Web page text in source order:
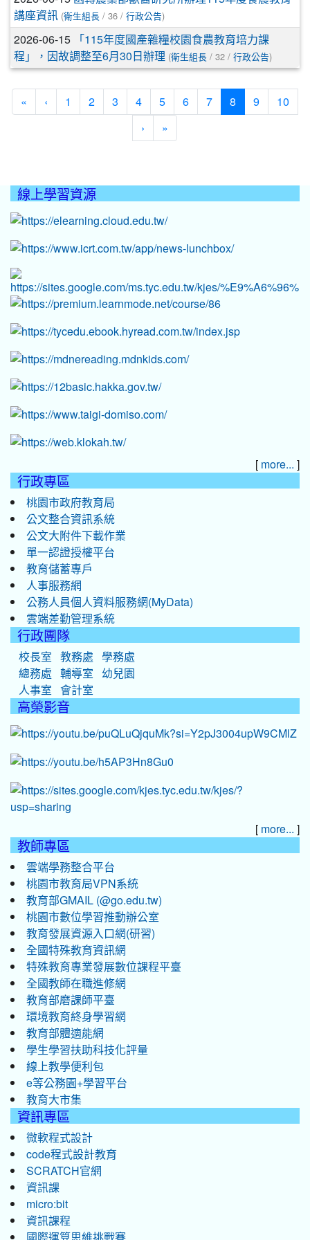
講座資訊 (衛生組長 / 36 / 行政公告)
2026-06-15
「115年度國產雜糧校園食農教育培力課
程」，因故調整至6月30日辦理 (衛生組長 / 32 / 行政公告)
« ‹ 1 2 3 4 5 6 7 8 (current)
9 10
› »
線上學習資源
[ more... ]
行政專區
桃園市政府教育局
公文整合資訊系統
公文大附件下載作業
單一認證授權平台
教育儲蓄專戶
人事服務網
公務人員個人資料服務網(MyData)
雲端差勤管理系統
行政團隊
校長室 教務處
學務處
總務處
輔導室
幼兒園
人事室
會計室
高榮影音
[ more... ]
教師專區
雲端學務整合平台
桃園市教育局VPN系統
教育部GMAIL (@go.edu.tw)
桃園市數位學習推動辦公室
教育發展資源入口網(研習)
全國特殊教育資訊網
特殊教育專業發展數位課程平臺
全國教師在職進修網
教育部磨課師平臺
環境教育終身學習網
教育部體適能網
學生學習扶助科技化評量
線上教學便利包
e等公務園+學習平台
教育大市集
資訊專區
微軟程式設計
code程式設計教育
SCRATCH官網
資訊課
micro:bit
資訊課程
國際運算思維挑戰賽